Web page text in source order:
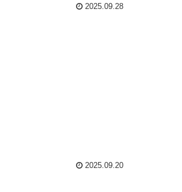
2025.09.28
2025.09.20